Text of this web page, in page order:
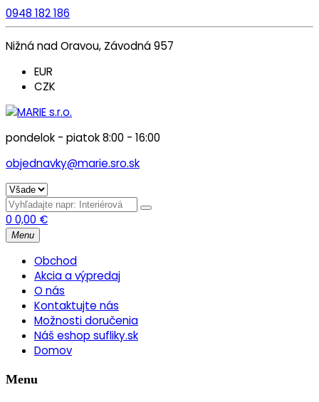
0948 182 186
Nižná nad Oravou, Závodná 957
EUR
CZK
pondelok - piatok 8:00 - 16:00
objednavky@marie.sro.sk
0 0,00 €
Menu
Obchod
Akcia a výpredaj
O nás
Kontaktujte nás
Možnosti doručenia
Náš eshop sufliky.sk
Domov
Menu